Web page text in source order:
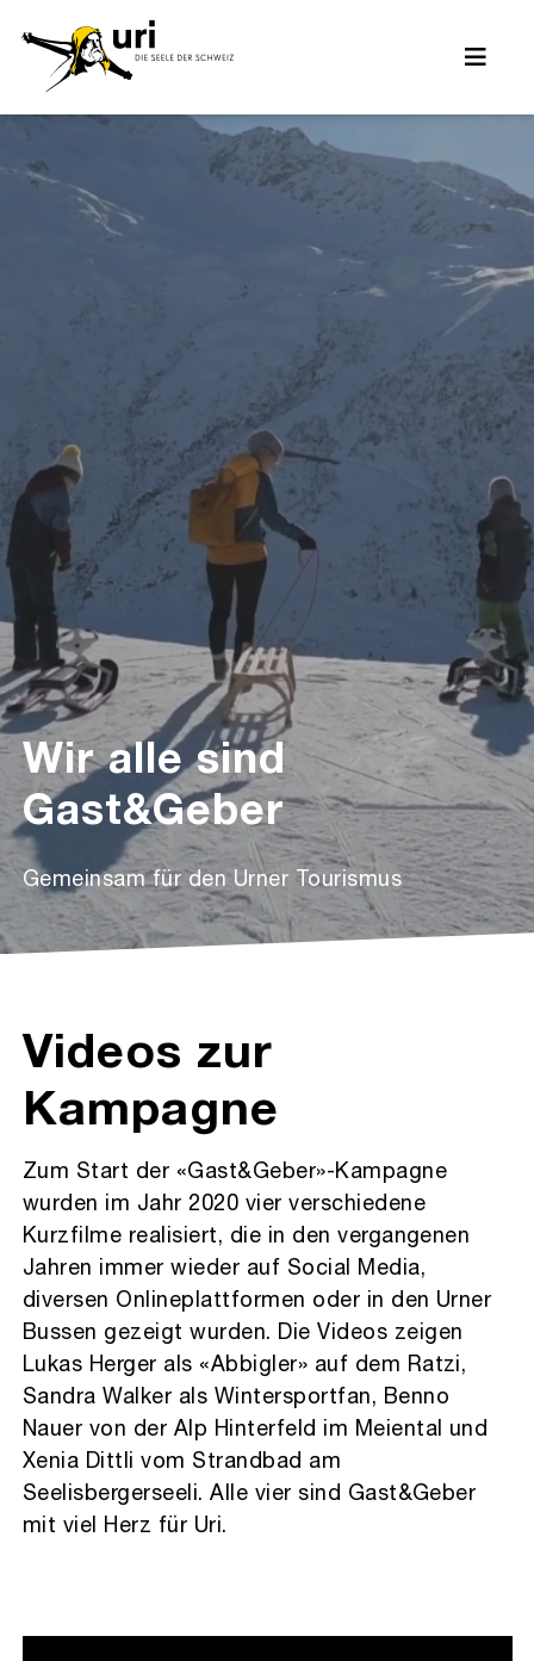
Wir alle sind
Gast&Geber
Gemeinsam für den Urner Tourismus
Videos zur
Kampagne
Zum Start der «Gast&Geber»-Kampagne
wurden im Jahr 2020 vier verschiedene
Kurzfilme realisiert, die in den vergangenen
Jahren immer wieder auf Social Media,
diversen Onlineplattformen oder in den Urner
Bussen gezeigt wurden. Die Videos zeigen
Lukas Herger als «Abbigler» auf dem Ratzi,
Sandra Walker als Wintersportfan, Benno
Nauer von der Alp Hinterfeld im Meiental und
Xenia Dittli vom Strandbad am
Seelisbergerseeli. Alle vier sind Gast&Geber
mit viel Herz für Uri.